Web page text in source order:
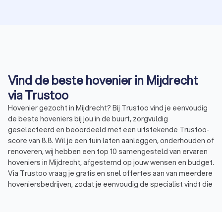
Vind de beste hovenier in Mijdrecht
via Trustoo
Hovenier gezocht in Mijdrecht? Bij Trustoo vind je eenvoudig
de beste hoveniers bij jou in de buurt, zorgvuldig
geselecteerd en beoordeeld met een uitstekende Trustoo-
score van 8.8. Wil je een tuin laten aanleggen, onderhouden of
renoveren, wij hebben een top 10 samengesteld van ervaren
hoveniers in Mijdrecht, afgestemd op jouw wensen en budget.
Via Trustoo vraag je gratis en snel offertes aan van meerdere
hoveniersbedrijven, zodat je eenvoudig de specialist vindt die